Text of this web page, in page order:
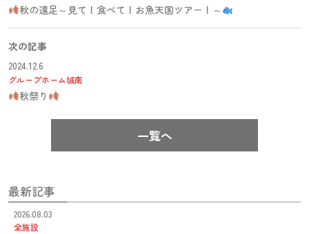
秋の遠足～見て！食べて！お魚天国ツアー！～
次の記事
2024.12.6
グループホーム城南
秋祭り
一覧へ
最新記事
2026.08.03
全施設